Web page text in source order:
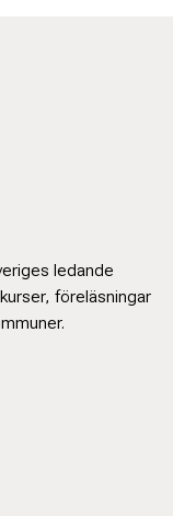
ledande
föreläsningar